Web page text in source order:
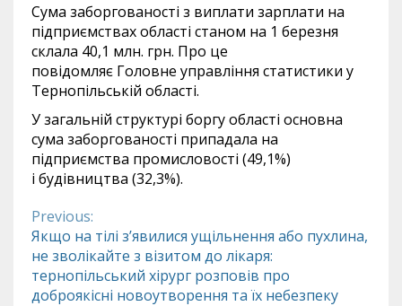
Сума заборгованості з виплати зарплати на
підприємствах області станом на 1 березня
склала 40,1 млн. грн. Про це
повідомляє Головне управління статистики у
Тернопільській області.
У загальній структурі боргу області основна
сума заборгованості припадала на
підприємства промисловості (49,1%)
і будівництва (32,3%).
Continue
Reading
Previous:
Якщо на тілі з’явилися ущільнення або пухлина,
не зволікайте з візитом до лікаря:
тернопільський хірург розповів про
доброякісні новоутворення та їх небезпеку